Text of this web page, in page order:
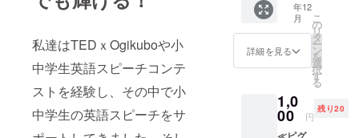
私達はTEDｘOgikuboや小
中学生英語スピーチコンテ
ストを経験し、その中で小
中学生の英語スピーチをサ
何ができる
か考え、実
行する子が
増えること
芸術大
学客員
教授）
が、お
ももっ
と英語
校英語
科教諭
でもあ
る西山
哲郎先
活躍で
きる道
を開く
年12
月
詳細を見る
こ
の
リ
タ
ー
ン
を
選
択
す
る
1,0
00 円
残り20